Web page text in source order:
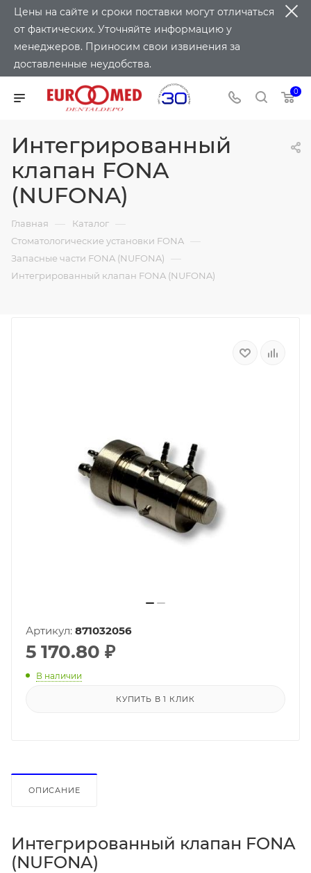
Цены на сайте и сроки поставки могут отличаться
от фактических. Уточняйте информацию у
менеджеров. Приносим свои извинения за
доставленные неудобства.
0
Интегрированный
клапан FONA
(NUFONA)
Главная — Каталог —
Стоматологические установки FONA —
Запасные части FONA (NUFONA) —
Интегрированный клапан FONA (NUFONA)
Артикул: 871032056
5 170.80 ₽
В наличии
КУПИТЬ В 1 КЛИК
ОПИСАНИЕ
Интегрированный клапан FONA
(NUFONA)